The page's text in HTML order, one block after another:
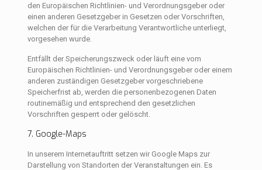
den Europäischen Richtlinien- und Verordnungsgeber oder
einen anderen Gesetzgeber in Gesetzen oder Vorschriften,
welchen der für die Verarbeitung Verantwortliche unterliegt,
vorgesehen wurde.
Entfällt der Speicherungszweck oder läuft eine vom
Europäischen Richtlinien- und Verordnungsgeber oder einem
anderen zuständigen Gesetzgeber vorgeschriebene
Speicherfrist ab, werden die personenbezogenen Daten
routinemäßig und entsprechend den gesetzlichen
Vorschriften gesperrt oder gelöscht.
7. Google-Maps
In unserem Internetauftritt setzen wir Google Maps zur
Darstellung von Standorten der Veranstaltungen ein. Es